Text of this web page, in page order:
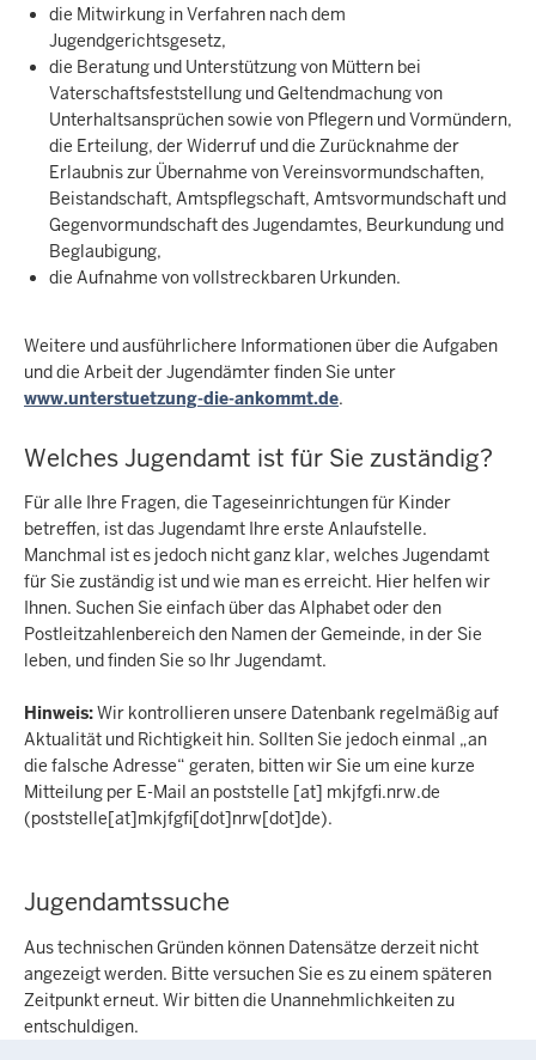
die Mitwirkung in Verfahren nach dem
Jugendgerichtsgesetz,
die Beratung und Unterstützung von Müttern bei
Vaterschaftsfeststellung und Geltendmachung von
Unterhaltsansprüchen sowie von Pflegern und Vormündern,
die Erteilung, der Widerruf und die Zurücknahme der
Erlaubnis zur Übernahme von Vereinsvormundschaften,
Beistandschaft, Amtspflegschaft, Amtsvormundschaft und
Gegenvormundschaft des Jugendamtes, Beurkundung und
Beglaubigung,
die Aufnahme von vollstreckbaren Urkunden.
Weitere und ausführlichere Informationen über die Aufgaben
und die Arbeit der Jugendämter finden Sie unter
www.unterstuetzung-die-ankommt.de.
Welches Jugendamt ist für Sie zuständig?
Für alle Ihre Fragen, die Tageseinrichtungen für Kinder
betreffen, ist das Jugendamt Ihre erste Anlaufstelle.
Manchmal ist es jedoch nicht ganz klar, welches Jugendamt
für Sie zuständig ist und wie man es erreicht. Hier helfen wir
Ihnen. Suchen Sie einfach über das Alphabet oder den
Postleitzahlenbereich den Namen der Gemeinde, in der Sie
leben, und finden Sie so Ihr Jugendamt.
Hinweis:Wir kontrollieren unsere Datenbank regelmäßig auf
Aktualität und Richtigkeit hin. Sollten Sie jedoch einmal „an
die falsche Adresse“ geraten, bitten wir Sie um eine kurze
Mitteilung per E-Mail an poststelle [at] mkjfgfi.nrw.de
(poststelle[at]mkjfgfi[dot]nrw[dot]de).
Jugendamtssuche
Aus technischen Gründen können Datensätze derzeit nicht
angezeigt werden. Bitte versuchen Sie es zu einem späteren
Zeitpunkt erneut. Wir bitten die Unannehmlichkeiten zu
entschuldigen.